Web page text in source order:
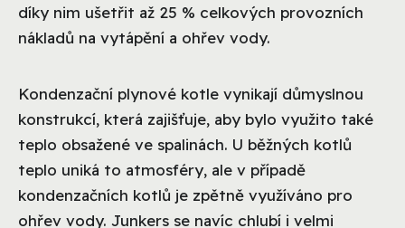
díky nim ušetřit až 25 % celkových provozních
nákladů na vytápění a ohřev vody.
Kondenzační plynové kotle vynikají důmyslnou
konstrukcí, která zajišťuje, aby bylo využito také
teplo obsažené ve spalinách. U běžných kotlů
teplo uniká to atmosféry, ale v případě
kondenzačních kotlů je zpětně využíváno pro
ohřev vody. Junkers se navíc chlubí i velmi